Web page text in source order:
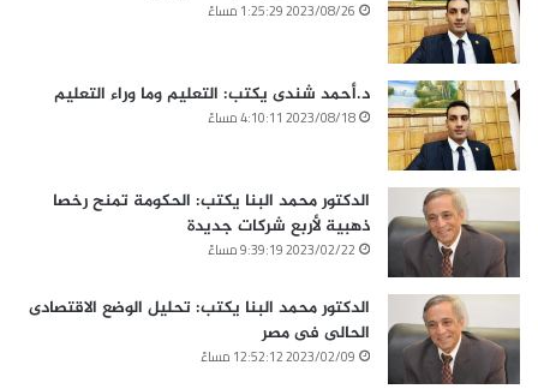
2023/08/26 1:25:29 مساءً
د.أحمد شندى يكتب: التعليم وما وراء التعليم
2023/08/18 4:10:11 مساءً
الدكتور محمد البنا يكتب: الحكومة تمنح رخصا
ذهبية لأربع شركات جديدة
2023/02/22 9:39:19 مساءً
الدكتور محمد البنا يكتب: تحليل الوضع الاقتصادى
الحالى فى مصر
2023/02/09 12:52:12 مساءً